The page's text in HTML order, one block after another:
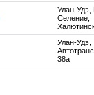
Улан-Удэ,
Селение,
Улан-Удэ,
38а